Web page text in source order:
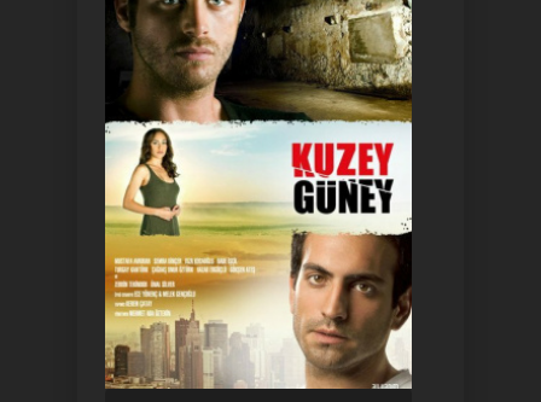
Три сестры
Ветреный холм